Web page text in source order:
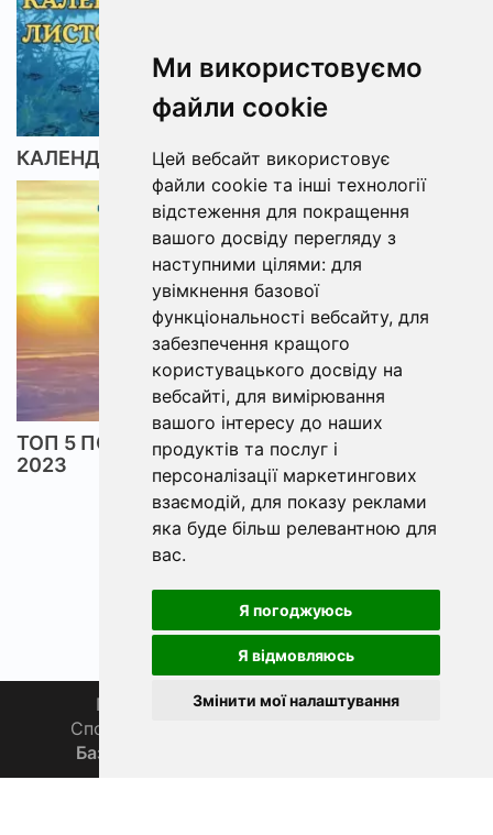
Ми використовуємо
файли cookie
Цей вебсайт використовує
файли cookie та інші технології
відстеження для покращення
вашого досвіду перегляду з
наступними цілями: для
увімкнення базової
функціональності вебсайту, для
забезпечення кращого
користувацького досвіду на
вебсайті, для вимірювання
вашого інтересу до наших
продуктів та послуг і
персоналізації маркетингових
взаємодій, для показу реклами
яка буде більш релевантною для
вас.
Я погоджуюсь
Я відмовляюсь
Змінити мої налаштування
КАЛЕНДАР РИБАКА НА ЛИСТОПАД 2023
ТОП 5 ПОДАРУНКІВ ДЛЯ РИБАКА У СЕРПНІ
2023
Головна Про нас
Магазин 🛒
Спортивна рибалка 🏆
База знань 📚